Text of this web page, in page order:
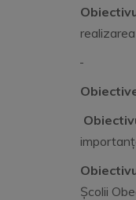
Școlii